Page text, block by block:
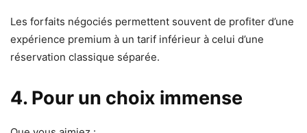
Les forfaits négociés permettent souvent de profiter d’une
expérience premium à un tarif inférieur à celui d’une
réservation classique séparée.
4. Pour un choix immense